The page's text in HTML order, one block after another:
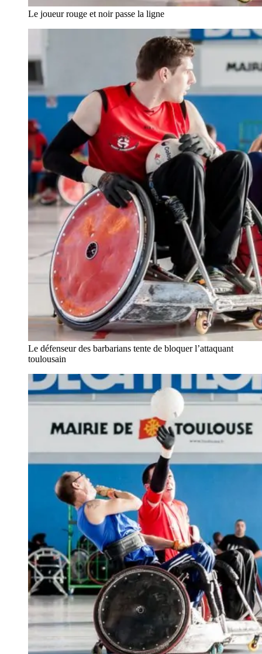
Le joueur rouge et noir passe la ligne
Le défenseur des barbarians tente de bloquer l’attaquant
toulousain